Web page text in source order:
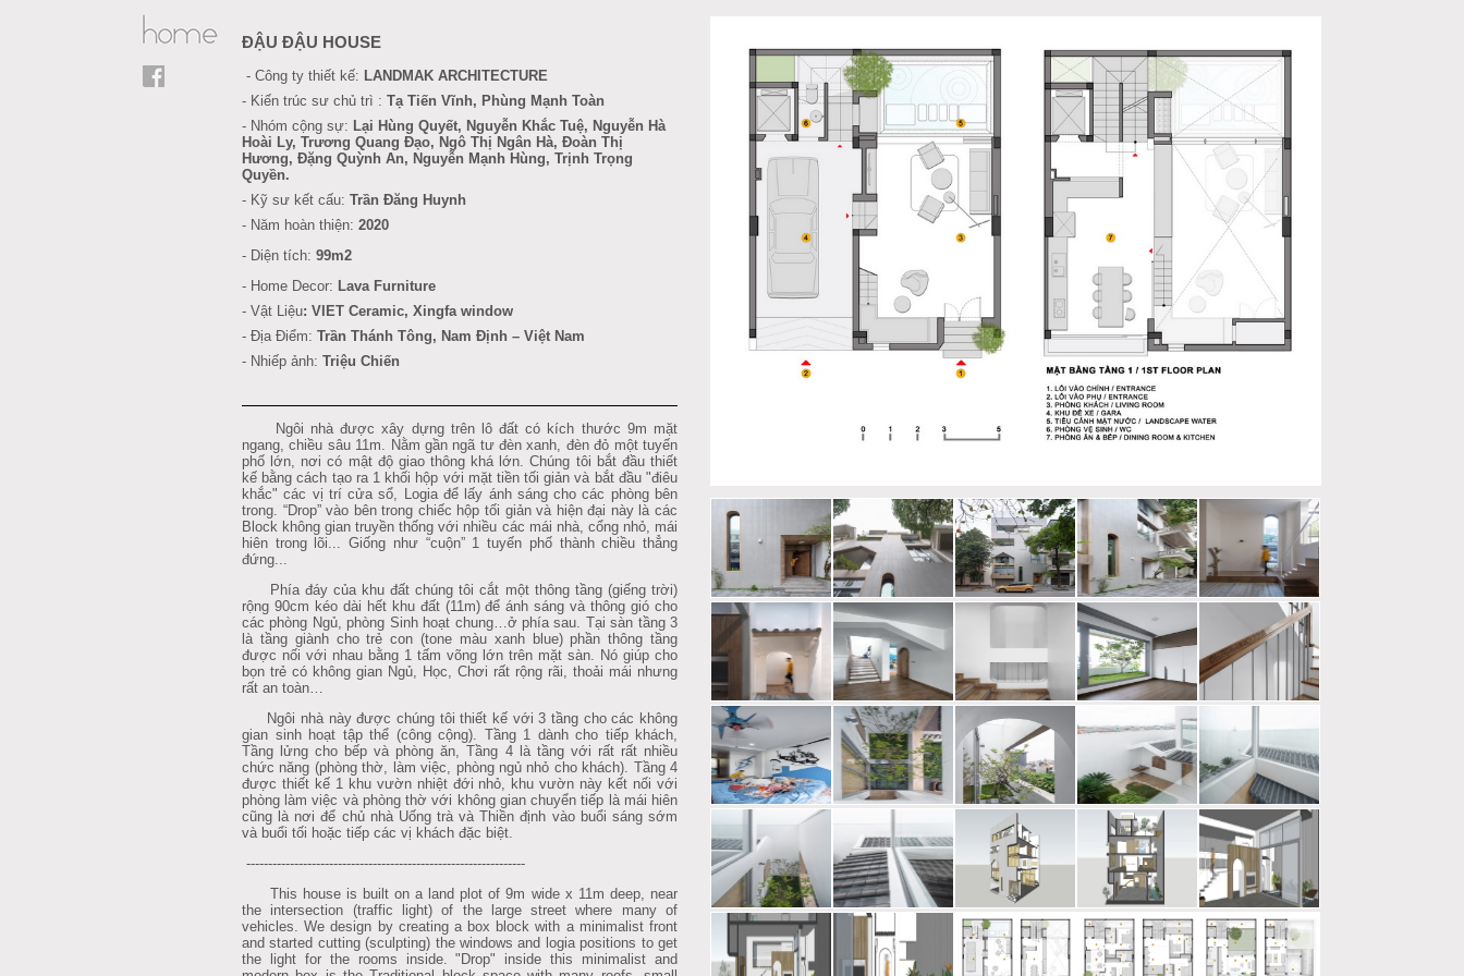
ĐẬU ĐẬU HOUSE
- Công ty thiết kế: LANDMAK ARCHITECTURE
- Kiến trúc sư chủ trì : Tạ Tiến Vĩnh, Phùng Mạnh Toàn
- Nhóm cộng sự: Lại Hùng Quyết, Nguyễn Khắc Tuệ, Nguyễn Hà
Hoài Ly, Trương Quang Đạo, Ngô Thị Ngân Hà, Đoàn Thị
Hương, Đặng Quỳnh An, Nguyễn Mạnh Hùng, Trịnh Trọng
Quyền.
- Kỹ sư kết cấu: Trần Đăng Huynh
- Năm hoàn thiện: 2020
- Diện tích: 99m2
- Home Decor: Lava Furniture
- Vật Liệu: VIET Ceramic, Xingfa window
- Địa Điểm: Trần Thánh Tông, Nam Định – Việt Nam
- Nhiếp ảnh: Triệu Chiến
Ngôi nhà được xây dựng trên lô đất có kích thước 9m mặt
ngang, chiều sâu 11m. Nằm gần ngã tư đèn xanh, đèn đỏ một tuyến
phố lớn, nơi có mật độ giao thông khá lớn. Chúng tôi bắt đầu thiết
kế bằng cách tạo ra 1 khối hộp với mặt tiền tối giản và bắt đầu "điêu
khắc" các vị trí cửa sổ, Logia để lấy ánh sáng cho các phòng bên
trong. “Drop” vào bên trong chiếc hộp tối giản và hiện đại này là các
Block không gian truyền thống với nhiều các mái nhà, cổng nhỏ, mái
hiên trong lõi... Giống như “cuộn” 1 tuyến phố thành chiều thẳng
đứng...
Phía đáy của khu đất chúng tôi cắt một thông tầng (giếng trời)
rộng 90cm kéo dài hết khu đất (11m) để ánh sáng và thông gió cho
các phòng Ngủ, phòng Sinh hoạt chung…ở phía sau. Tại sàn tầng 3
là tầng giành cho trẻ con (tone màu xanh blue) phần thông tầng
được nối với nhau bằng 1 tấm võng lớn trên mặt sàn. Nó giúp cho
bọn trẻ có không gian Ngủ, Học, Chơi rất rộng rãi, thoải mái nhưng
rất an toàn…
Ngôi nhà này được chúng tôi thiết kế với 3 tầng cho các không
gian sinh hoạt tập thể (công cộng). Tầng 1 dành cho tiếp khách,
Tầng lửng cho bếp và phòng ăn, Tầng 4 là tầng với rất rất nhiều
chức năng (phòng thờ, làm việc, phòng ngủ nhỏ cho khách). Tầng 4
được thiết kế 1 khu vườn nhiệt đới nhỏ, khu vườn này kết nối với
phòng làm việc và phòng thờ với không gian chuyển tiếp là mái hiên
cũng là nơi để chủ nhà Uống trà và Thiền định vào buổi sáng sớm
và buổi tối hoặc tiếp các vị khách đặc biệt.
----------------------------------------------------------------
This house is built on a land plot of 9m wide x 11m deep, near
the intersection (traffic light) of the large street where many of
vehicles. We design by creating a box block with a minimalist front
and started cutting (sculpting) the windows and logia positions to get
the light for the rooms inside. "Drop" inside this minimalist and